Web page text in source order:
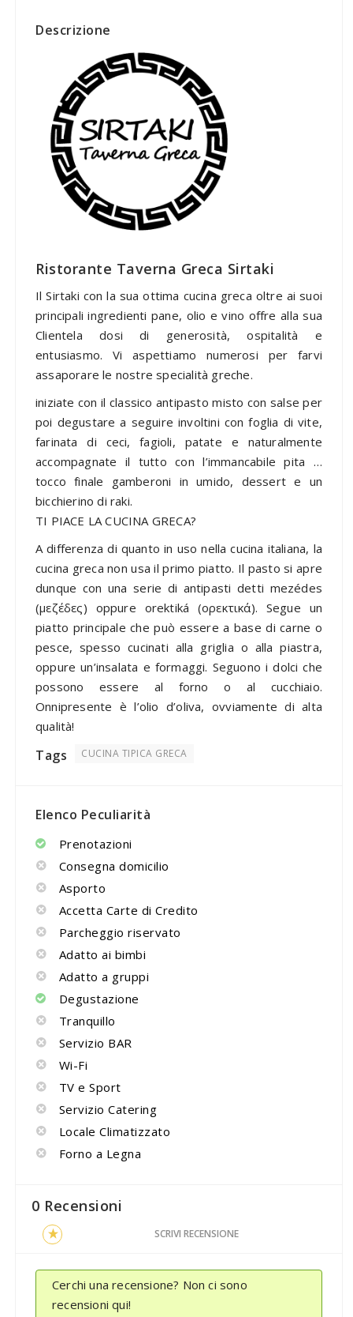
Descrizione
Ristorante Taverna Greca Sirtaki
Il Sirtaki con la sua ottima cucina greca oltre ai suoi
principali ingredienti pane, olio e vino offre alla sua
Clientela dosi di generosità, ospitalità e
entusiasmo. Vi aspettiamo numerosi per farvi
assaporare le nostre specialità greche.
iniziate con il classico antipasto misto con salse per
poi degustare a seguire involtini con foglia di vite,
farinata di ceci, fagioli, patate e naturalmente
accompagnate il tutto con l’immancabile pita …
tocco finale gamberoni in umido, dessert e un
bicchierino di raki.
TI PIACE LA CUCINA GRECA?
A differenza di quanto in uso nella cucina italiana, la
cucina greca non usa il primo piatto. Il pasto si apre
dunque con una serie di antipasti detti mezédes
(μεζέδες) oppure orektiká (ορεκτικά). Segue un
piatto principale che può essere a base di carne o
pesce, spesso cucinati alla griglia o alla piastra,
oppure un’insalata e formaggi. Seguono i dolci che
possono essere al forno o al cucchiaio.
Onnipresente è l’olio d’oliva, ovviamente di alta
qualità!
Tags CUCINA TIPICA GRECA
Elenco Peculiarità
Prenotazioni
Consegna domicilio
Asporto
Accetta Carte di Credito
Parcheggio riservato
Adatto ai bimbi
Adatto a gruppi
Degustazione
Tranquillo
Servizio BAR
Wi-Fi
TV e Sport
Servizio Catering
Locale Climatizzato
Forno a Legna
0 Recensioni
SCRIVI RECENSIONE
Cerchi una recensione? Non ci sono
recensioni qui!